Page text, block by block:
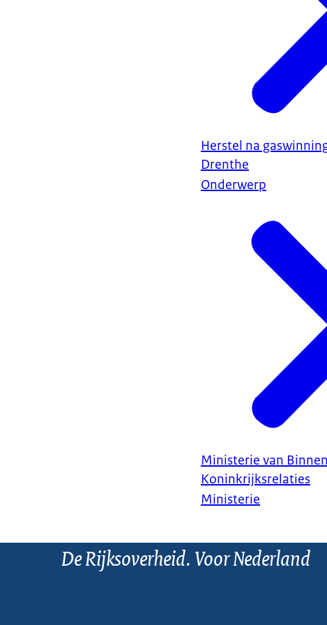
Herstel na
Drenthe
Onderwerp
Ministerie van
Koninkrijksrelaties
Ministerie
De Rijksoverheid. Voor Nederland